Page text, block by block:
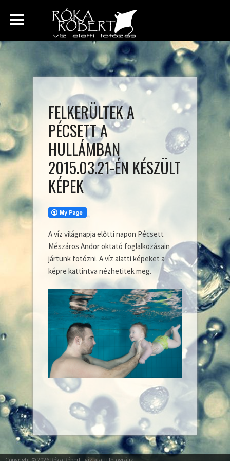
FELKERÜLTEK A
PÉCSETT A
HULLÁMBAN
2015.03.21-ÉN KÉSZÜLT
KÉPEK
A víz világnapja előtti napon Pécsett
Mészáros Andor oktató foglalkozásain
jártunk fotózni. A víz alatti képeket a
képre kattintva nézhetitek meg.